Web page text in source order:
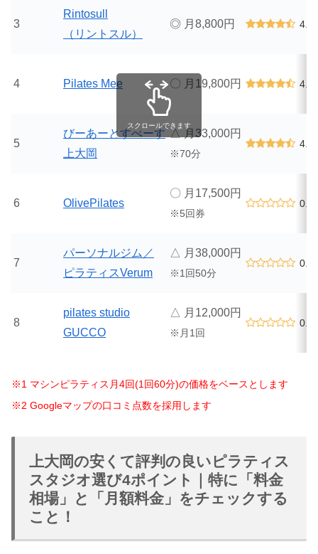
3
Rintosull
（リントスル）
◎ 月8,800円 4.6
4 Pilates Mee 〇 月19,800円 4.9
5
びーあーとすぺーす
上大岡
△ 月33,000円
※70分
4.9
6 OlivePilates
〇 月17,500円
※5回券
0.0
7
パーソナルジム／
ピラティスVerum
△ 月38,000円
※1回50分
0.0
8
pilates studio
GUCCO
△ 月12,000円
※月1回
0.0
スクロールできます
※1 マシンピラティス月4回(1回60分)の価格をベースとします
※2 Googleマップの口コミ点数を採用します
上大岡の安くて評判の良いピラティス
スタジオ選び4ポイント｜特に「料金
相場」と「月額料金」をチェックする
こと！